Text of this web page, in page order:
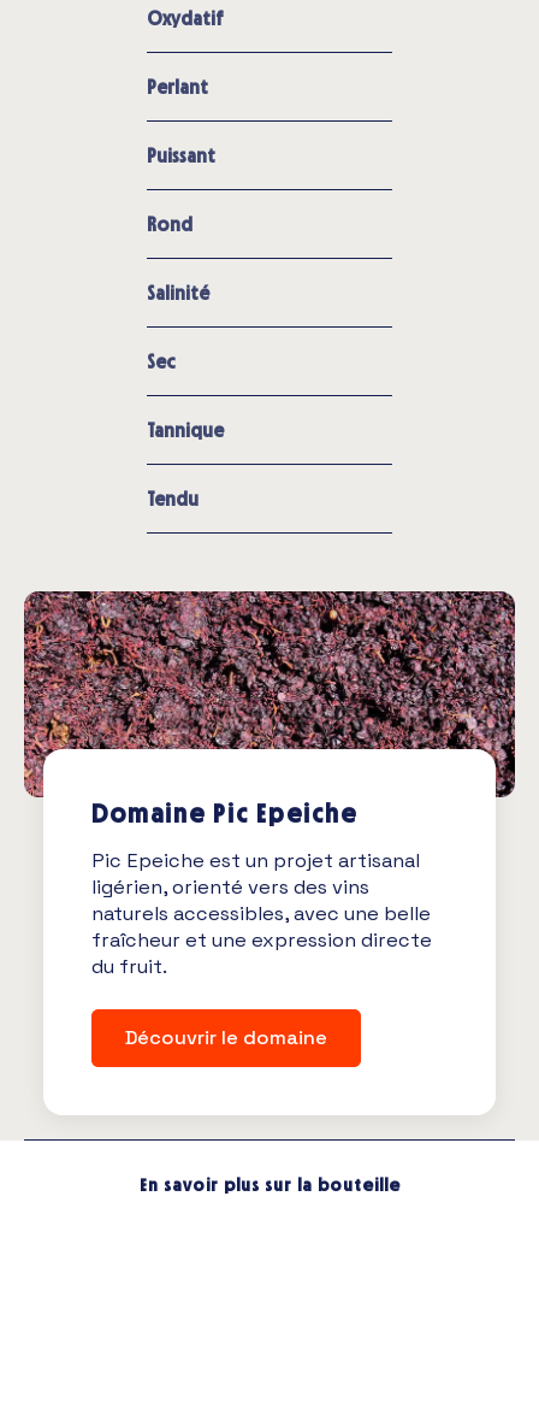
Oxydatif
Perlant
Puissant
Rond
Salinité
Sec
Tannique
Tendu
Domaine Pic Epeiche
Pic Epeiche est un projet artisanal
ligérien, orienté vers des vins
naturels accessibles, avec une belle
fraîcheur et une expression directe
du fruit.
Découvrir le domaine
En savoir plus sur la bouteille